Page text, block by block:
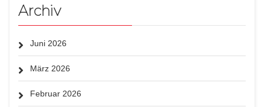
Archiv
Juni 2026
März 2026
Februar 2026